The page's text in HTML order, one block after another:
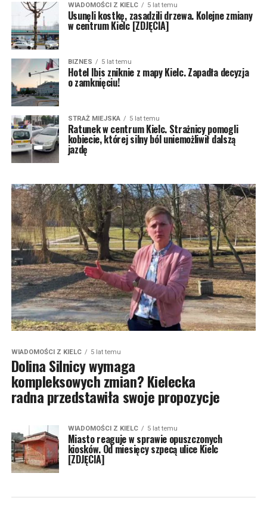
WIADOMOŚCI Z KIELC 5 lat temu
Usunęli kostkę, zasadzili drzewa. Kolejne zmiany
w centrum Kielc [ZDJĘCIA]
BIZNES 5 lat temu
Hotel Ibis zniknie z mapy Kielc. Zapadła decyzja
o zamknięciu!
STRAŻ MIEJSKA 5 lat temu
Ratunek w centrum Kielc. Strażnicy pomogli
kobiecie, której silny ból uniemożliwił dalszą
jazdę
WIADOMOŚCI Z KIELC 5 lat temu
Dolina Silnicy wymaga
kompleksowych zmian? Kielecka
radna przedstawiła swoje propozycje
WIADOMOŚCI Z KIELC 5 lat temu
Miasto reaguje w sprawie opuszczonych
kiosków. Od miesięcy szpecą ulice Kielc
[ZDJĘCIA]